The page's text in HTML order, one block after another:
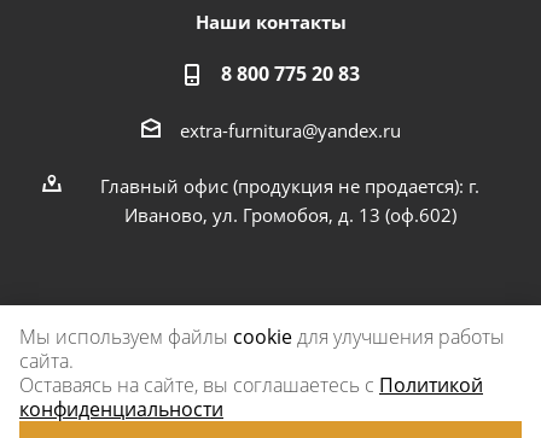
Наши контакты
8 800 775 20 83
extra-furnitura@yandex.ru
Главный офис (продукция не продается): г.
Иваново, ул. Громобоя, д. 13 (оф.602)
Мы используем файлы cookieдля улучшения работы
сайта.
Оставаясь на сайте, вы соглашаетесь с Политикой
конфиденциальности